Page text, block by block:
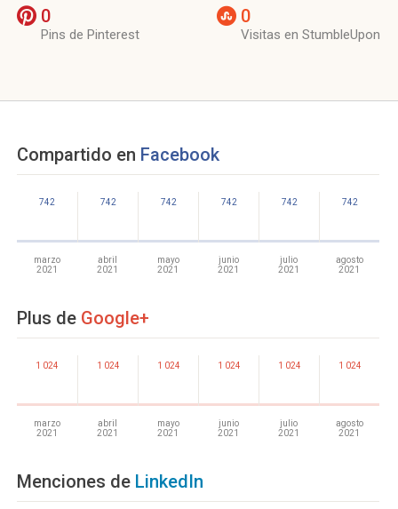
0
Pins de Pinterest
0
Visitas en StumbleUpon
Compartido en Facebook
742
marzo
2021
742
abril
2021
742
mayo
2021
742
junio
2021
742
julio
2021
742
agosto
2021
Plus de Google+
1 024
marzo
2021
1 024
abril
2021
1 024
mayo
2021
1 024
junio
2021
1 024
julio
2021
1 024
agosto
2021
Menciones de LinkedIn